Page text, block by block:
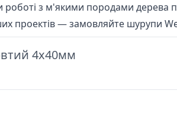
роботі з м'якими породами дерева
проектів — замовляйте шурупи
4х40мм